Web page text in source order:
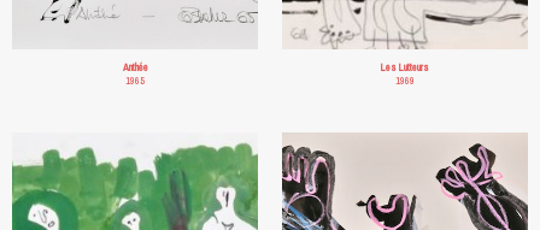
Anthée
1965
Les Lutteurs
1969